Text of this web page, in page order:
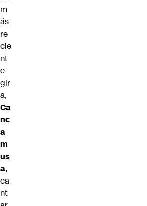
m
ás
re
cie
nt
e
gir
a,
Ca
nc
a
m
us
a,
ca
nt